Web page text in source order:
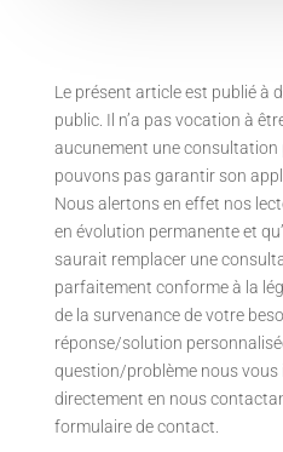
Le présent article est publié à
public. Il n’a pas vocation à
aucunement une consultation
pouvons pas garantir son
Nous alertons en effet nos
en évolution permanente et
saurait remplacer une
parfaitement conforme à la
de la survenance de votre
réponse/solution
question/problème nous
directement en nous
formulaire de contact.